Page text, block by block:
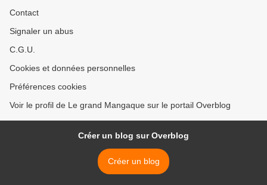
Contact
Signaler un abus
C.G.U.
Cookies et données personnelles
Préférences cookies
Voir le profil de Le grand Mangaque sur le portail Overblog
Créer un blog sur Overblog
Créer un blog